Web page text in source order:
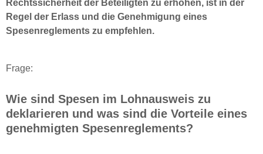
Rechtssicherheit der Beteiligten zu erhöhen, ist in der
Regel der Erlass und die Genehmigung eines
Spesenreglements zu empfehlen.
Frage:
Wie sind Spesen im Lohnausweis zu
deklarieren und was sind die Vorteile eines
genehmigten Spesenreglements?